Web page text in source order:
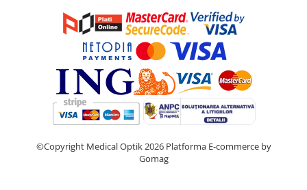
©Copyright Medical Optik 2026 Platforma E-commerce by
Gomag